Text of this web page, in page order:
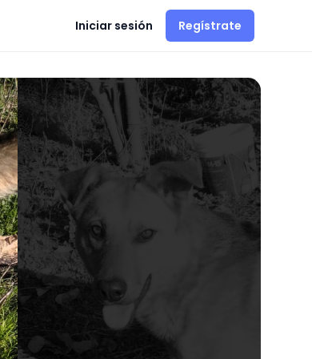
Iniciar sesión Regístrate